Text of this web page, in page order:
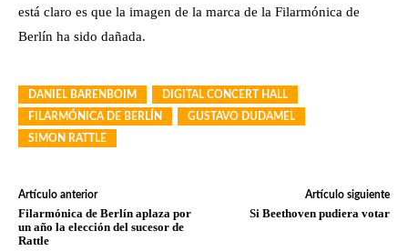
está claro es que la imagen de la marca de la Filarmónica de
Berlín ha sido dañada.
DANIEL BARENBOIM
DIGITAL CONCERT HALL
FILARMÓNICA DE BERLÍN
GUSTAVO DUDAMEL
SIMON RATTLE
Artículo anterior
Filarmónica de Berlín aplaza por
un año la elección del sucesor de
Rattle
Artículo siguiente
Si Beethoven pudiera votar